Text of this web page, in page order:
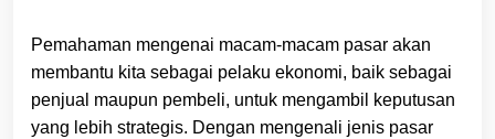
Pemahaman mengenai macam-macam pasar akan
membantu kita sebagai pelaku ekonomi, baik sebagai
penjual maupun pembeli, untuk mengambil keputusan
yang lebih strategis. Dengan mengenali jenis pasar